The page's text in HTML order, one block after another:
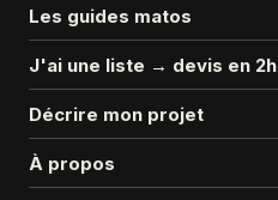
Les guides matos
J'ai une liste → devis en 2h
Décrire mon projet
À propos